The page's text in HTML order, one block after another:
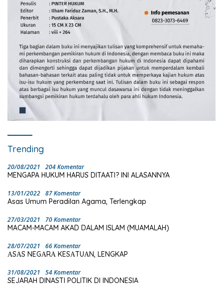
Trending
20/08/2021 204 Komentar
MENGAPA HUKUM HARUS DITAATI? INI ALASANNYA
13/01/2022 87 Komentar
Asas Umum Peradilan Agama, Terlengkap
27/03/2021 70 Komentar
MACAM-MACAM AKAD DALAM ISLAM (MUAMALAH)
28/07/2021 66 Komentar
ΑSΑS NEGΑRΑ KESΑTUΑN, LENGKAP
31/08/2021 54 Komentar
SEJARAH DINASTI POLITIK DI INDONESIA